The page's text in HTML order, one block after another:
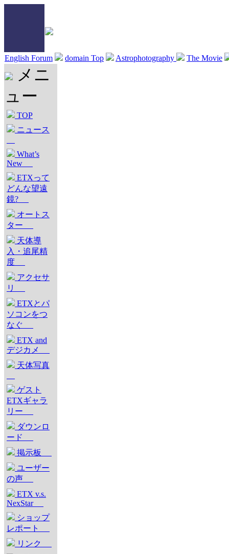
English Forum domain Top Astrophotography The Movie
メニ
ュー
TOP
ニュース
What’s
New
ETXって
どんな望遠
鏡?
オートス
ター
天体導
入・追尾精
度
アクセサ
リ
ETXとパ
ソコンをつ
なぐ
ETX and
デジカメ
天体写真
ゲスト
ETXギャラ
リー
ダウンロ
ード
掲示板
ユーザー
の声
ETX v.s.
NexStar
ショップ
レポート
リンク